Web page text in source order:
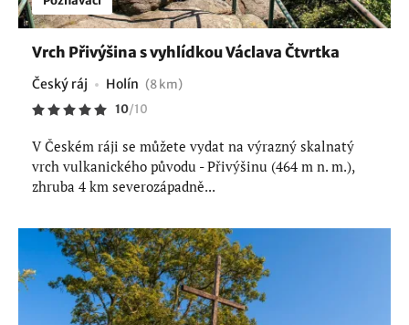
Vrch Přivýšina s vyhlídkou Václava Čtvrtka
Český ráj Holín (8 km)
10/10
V Českém ráji se můžete vydat na výrazný skalnatý
vrch vulkanického původu - Přivýšinu (464 m n. m.),
zhruba 4 km severozápadně...